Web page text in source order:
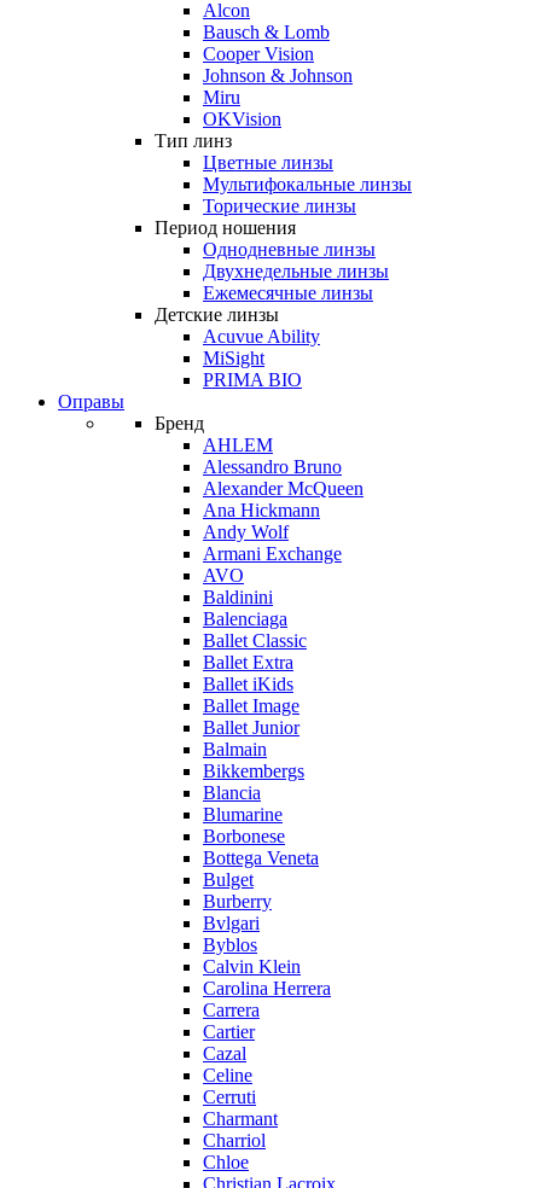
Alcon
Bausch & Lomb
Cooper Vision
Johnson & Johnson
Miru
OKVision
Тип линз
Цветные линзы
Мультифокальные линзы
Торические линзы
Период ношения
Однодневные линзы
Двухнедельные линзы
Ежемесячные линзы
Детские линзы
Acuvue Ability
MiSight
PRIMA BIO
Оправы
Бренд
AHLEM
Alessandro Bruno
Alexander McQueen
Ana Hickmann
Andy Wolf
Armani Exchange
AVO
Baldinini
Balenciaga
Ballet Classic
Ballet Extra
Ballet iKids
Ballet Image
Ballet Junior
Balmain
Bikkembergs
Blancia
Blumarine
Borbonese
Bottega Veneta
Bulget
Burberry
Bvlgari
Byblos
Calvin Klein
Carolina Herrera
Carrera
Cartier
Cazal
Celine
Cerruti
Charmant
Charriol
Chloe
Christian Lacroix